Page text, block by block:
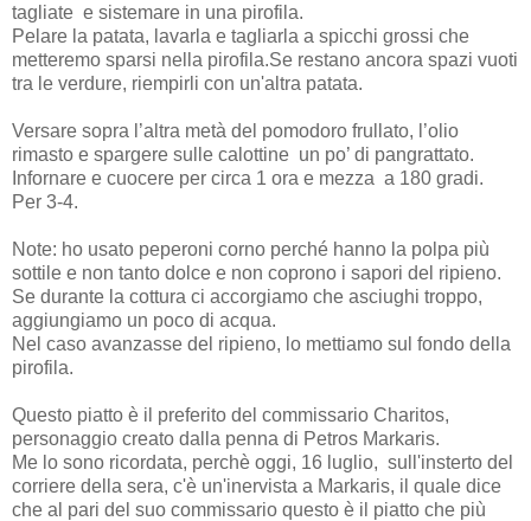
tagliate e sistemare in una pirofila.
Pelare la patata, lavarla e tagliarla a spicchi grossi che
metteremo sparsi nella pirofila.Se restano ancora spazi vuoti
tra le verdure, riempirli con un'altra patata.
Versare sopra l’altra metà del pomodoro frullato, l’olio
rimasto e spargere sulle calottine un po’ di pangrattato.
Infornare e cuocere per circa 1 ora e mezza a 180 gradi.
Per 3-4.
Note: ho usato peperoni corno perché hanno la polpa più
sottile e non tanto dolce e non coprono i sapori del ripieno.
Se durante la cottura ci accorgiamo che asciughi troppo,
aggiungiamo un poco di acqua.
Nel caso avanzasse del ripieno, lo mettiamo sul fondo della
pirofila.
Questo piatto è il preferito del commissario Charitos,
personaggio creato dalla penna di Petros Markaris.
Me lo sono ricordata, perchè oggi, 16 luglio, sull'insterto del
corriere della sera, c'è un'inervista a Markaris, il quale dice
che al pari del suo commissario questo è il piatto che più